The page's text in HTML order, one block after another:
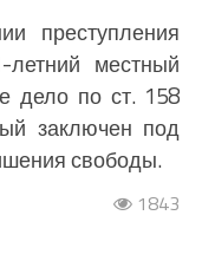
преступления
местный
дело по ст. 158
заключен под
свободы.
1843